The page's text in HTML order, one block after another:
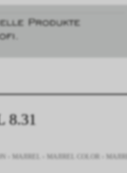
8.31
MAJIREL MAJIREL COLOR